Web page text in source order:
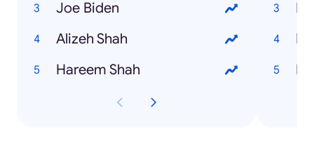
Joe Biden
Alizeh Shah
Hareem Shah